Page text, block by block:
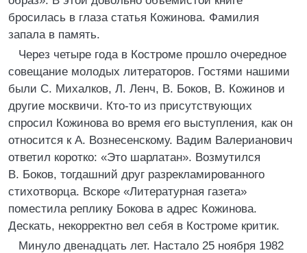
бросилась в глаза статья Кожинова. Фамилия
запала в память.
Через четыре года в Костроме прошло очередное
совещание молодых литераторов. Гостями нашими
были С. Михалков, Л. Ленч, В. Боков, В. Кожинов и
другие москвичи. Кто-то из присутствующих
спросил Кожинова во время его выступления, как он
относится к А. Вознесенскому. Вадим Валерианович
ответил коротко: «Это шарлатан». Возмутился
В. Боков, тогдашний друг разрекламированного
стихотворца. Вскоре «Литературная газета»
поместила реплику Бокова в адрес Кожинова.
Дескать, некорректно вел себя в Костроме критик.
Минуло двенадцать лет. Настало 25 ноября 1982